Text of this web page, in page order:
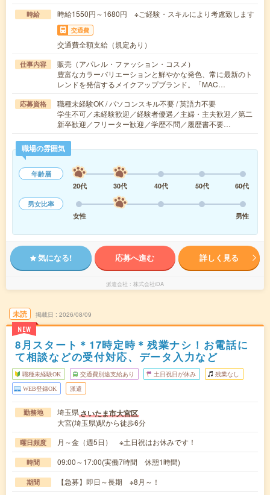
時給 時給1550円～1680円 ※ご経験・スキルにより考慮致します
交通費
交通費全額支給（規定あり）
仕事内容
販売（アパレル・ファッション・コスメ）
豊富なカラーバリエーションと鮮やかな発色、常に最新のト
レンドを発信するメイクアップブランド。「MAC…
応募資格
職種未経験OK / パソコンスキル不要 / 英語力不要
学生不可／未経験歓迎／経験者優遇／主婦・主夫歓迎／第二
新卒歓迎／フリーター歓迎／学歴不問／履歴書不要…
職場の雰囲気
年齢層
20代
30代 40代 50代
60代
男女比率
女性
男性
気になる! 応募へ進む 詳しく見る
派遣会社 株式会社iDA
未読
NEW
掲載日 2026/08/09
8月スタート＊17時定時＊残業ナシ！お電話に
て相談などの受付対応、データ入力など
職種未経験OK 交通費別途支給あり 土日祝日が休み 残業なし
WEB登録OK 派遣
勤務地 埼玉県さいたま市大宮区
大宮(埼玉県)駅から徒歩6分
曜日頻度 月～金（週5日） ※土日祝はお休みです！
時間 09:00～17:00(実働7時間 休憩1時間)
期間 【急募】即日～長期 ※8月～！